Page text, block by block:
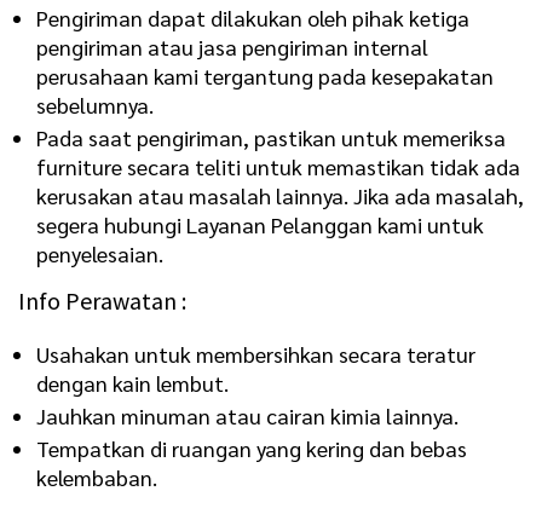
Pengiriman dapat dilakukan oleh pihak ketiga
pengiriman atau jasa pengiriman internal
perusahaan kami tergantung pada kesepakatan
sebelumnya.
Pada saat pengiriman, pastikan untuk memeriksa
furniture secara teliti untuk memastikan tidak ada
kerusakan atau masalah lainnya. Jika ada masalah,
segera hubungi Layanan Pelanggan kami untuk
penyelesaian.
Info Perawatan :
Usahakan untuk membersihkan secara teratur
dengan kain lembut.
Jauhkan minuman atau cairan kimia lainnya.
Tempatkan di ruangan yang kering dan bebas
kelembaban.